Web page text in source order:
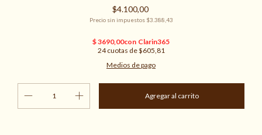
$4.100,00
Precio sin impuestos $3.388,43
24 cuotas de$605,81
Medios de pago